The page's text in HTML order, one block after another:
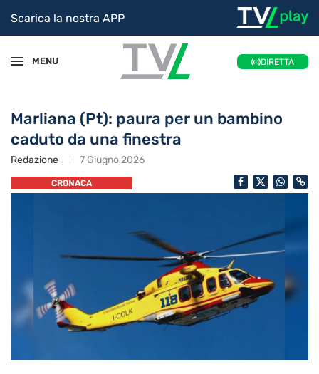
Scarica la nostra APP
MENU DIRETTA
Marliana (Pt): paura per un bambino
caduto da una finestra
Redazione 7 Giugno 2026
CRONACA